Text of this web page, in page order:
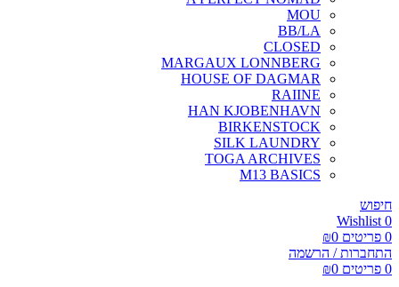
MOU
BB/LA
CLOSED
MARGAUX LONNBERG
HOUSE OF DAGMAR
RAIINE
HAN KJOBENHAVN
BIRKENSTOCK
SILK LAUNDRY
TOGA ARCHIVES
M13 BASICS
חיפוש
0
Wishlist
0 פריטים ₪0
התחברות / הרשמה
0 פריטים ₪0